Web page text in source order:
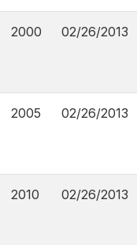
2000 02/26/2013
2005 02/26/2013
2010 02/26/2013